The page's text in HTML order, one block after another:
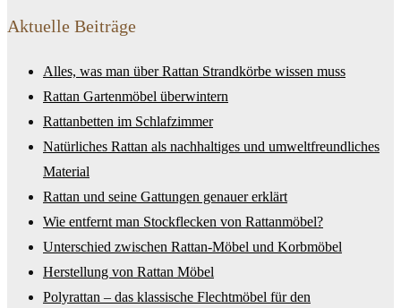
Aktuelle Beiträge
Alles, was man über Rattan Strandkörbe wissen muss
Rattan Gartenmöbel überwintern
Rattanbetten im Schlafzimmer
Natürliches Rattan als nachhaltiges und umweltfreundliches
Material
Rattan und seine Gattungen genauer erklärt
Wie entfernt man Stockflecken von Rattanmöbel?
Unterschied zwischen Rattan-Möbel und Korbmöbel
Herstellung von Rattan Möbel
Polyrattan – das klassische Flechtmöbel für den